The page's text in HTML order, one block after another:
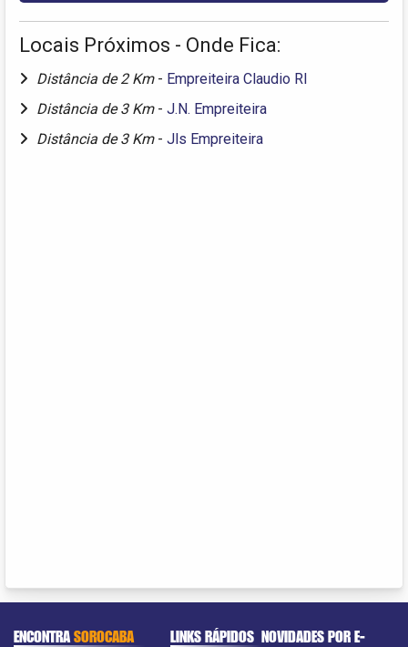
Locais Próximos - Onde Fica:
Distância de 2 Km - Empreiteira Claudio Rl
Distância de 3 Km - J.N. Empreiteira
Distância de 3 Km - Jls Empreiteira
ENCONTRASOROCABA LINKS RÁPIDOS NOVIDADES POR E-